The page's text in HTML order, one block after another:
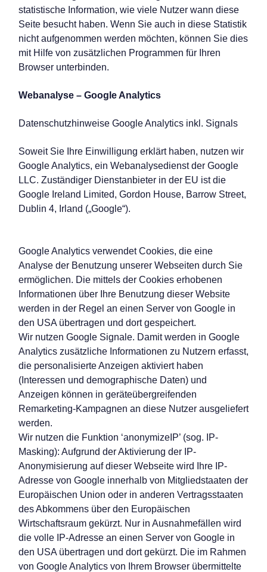
statistische Information, wie viele Nutzer wann diese
Seite besucht haben. Wenn Sie auch in diese Statistik
nicht aufgenommen werden möchten, können Sie dies
mit Hilfe von zusätzlichen Programmen für Ihren
Browser unterbinden.
Webanalyse – Google Analytics
Datenschutzhinweise Google Analytics inkl. Signals
Soweit Sie Ihre Einwilligung erklärt haben, nutzen wir
Google Analytics, ein Webanalysedienst der Google
LLC. Zuständiger Dienstanbieter in der EU ist die
Google Ireland Limited, Gordon House, Barrow Street,
Dublin 4, Irland („Google“).
Google Analytics verwendet Cookies, die eine
Analyse der Benutzung unserer Webseiten durch Sie
ermöglichen. Die mittels der Cookies erhobenen
Informationen über Ihre Benutzung dieser Website
werden in der Regel an einen Server von Google in
den USA übertragen und dort gespeichert.
Wir nutzen Google Signale. Damit werden in Google
Analytics zusätzliche Informationen zu Nutzern erfasst,
die personalisierte Anzeigen aktiviert haben
(Interessen und demographische Daten) und
Anzeigen können in geräteübergreifenden
Remarketing-Kampagnen an diese Nutzer ausgeliefert
werden.
Wir nutzen die Funktion ‘anonymizeIP’ (sog. IP-
Masking): Aufgrund der Aktivierung der IP-
Anonymisierung auf dieser Webseite wird Ihre IP-
Adresse von Google innerhalb von Mitgliedstaaten der
Europäischen Union oder in anderen Vertragsstaaten
des Abkommens über den Europäischen
Wirtschaftsraum gekürzt. Nur in Ausnahmefällen wird
die volle IP-Adresse an einen Server von Google in
den USA übertragen und dort gekürzt. Die im Rahmen
von Google Analytics von Ihrem Browser übermittelte